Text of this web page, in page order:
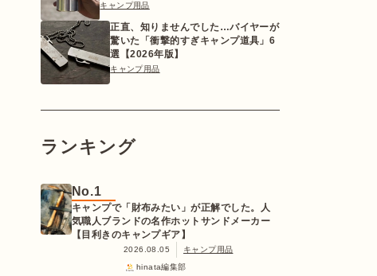
キャンプ用品
正直、知りませんでした…バイヤーが
驚いた「衝撃的すぎキャンプ道具」6
選【2026年版】
キャンプ用品
ランキング
No.1
キャンプで「財布みたい」が正解でした。人
気職人ブランドの名作ホットサンドメーカー
【目利きのキャンプギア】
2026.08.05
キャンプ用品
hinata編集部